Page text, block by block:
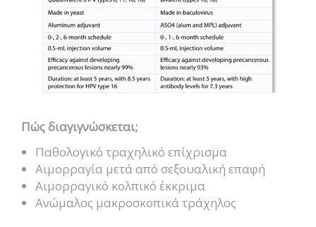
Πώς διαγιγνώσκεται;
Παθολογικό τραχηλικό επίχρισμα
Αιμορραγία μετά από σεξουαλική επαφή
Αιμορραγικό κολπικό έκκριμα
Ανώμαλος μακροσκοπικά τράχηλος